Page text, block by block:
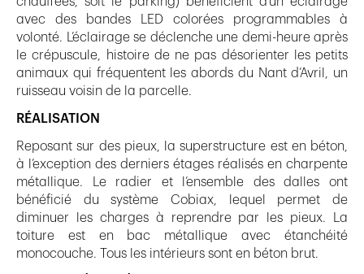
avec des bandes LED colorées programmables à
volonté. L’éclairage se déclenche une demi-heure après
le crépuscule, histoire de ne pas désorienter les petits
animaux qui fréquentent les abords du Nant d’Avril, un
ruisseau voisin de la parcelle.
RÉALISATION
Reposant sur des pieux, la superstructure est en béton,
à l’exception des derniers étages réalisés en charpente
métallique. Le radier et l’ensemble des dalles ont
bénéficié du système Cobiax, lequel permet de
diminuer les charges à reprendre par les pieux. La
toiture est en bac métallique avec étanchéité
monocouche. Tous les intérieurs sont en béton brut.